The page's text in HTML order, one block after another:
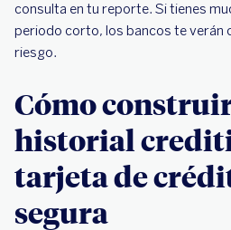
consulta en tu reporte. Si tienes
periodo corto, los bancos te verán
riesgo.
Cómo
historial
tarjeta de
segura